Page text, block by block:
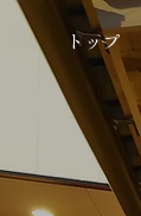
トップ